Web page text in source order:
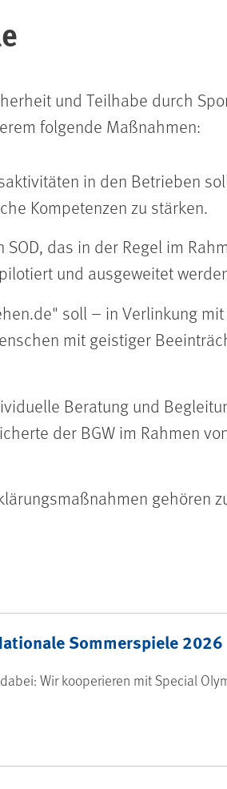
und Teilhabe durch
folgende Maßnahmen:
in den Betrieben
Kompetenzen zu stärken.
das in der Regel im
und ausgeweitet
soll – in Verlinkung
mit geistiger
Beratung und
der BGW im Rahmen
gehören
Sommerspiele 2026
Wir kooperieren mit Special